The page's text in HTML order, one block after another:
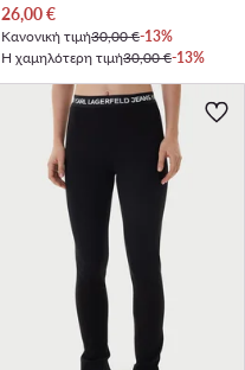
Τρέχουσα τιμή
26,00€
Κανονική τιμή30,00 €-13%
Η χαμηλότερη τιμή30,00 €-13%